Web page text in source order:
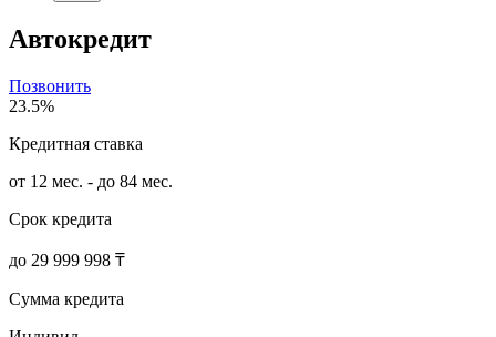
Автокредит
Позвонить
23.5%
Кредитная ставка
от 12 мес. - до 84 мес.
Срок кредита
до 29 999 998 ₸
Сумма кредита